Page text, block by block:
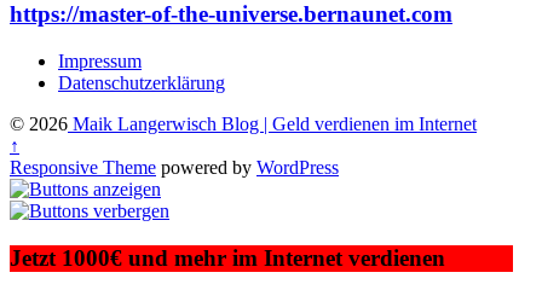
https://master-of-the-universe.bernaunet.com
Impressum
Datenschutzerklärung
© 2026 Maik Langerwisch Blog | Geld verdienen im Internet
↑
Responsive Theme powered by WordPress
Jetzt 1000€ und mehr im Internet verdienen